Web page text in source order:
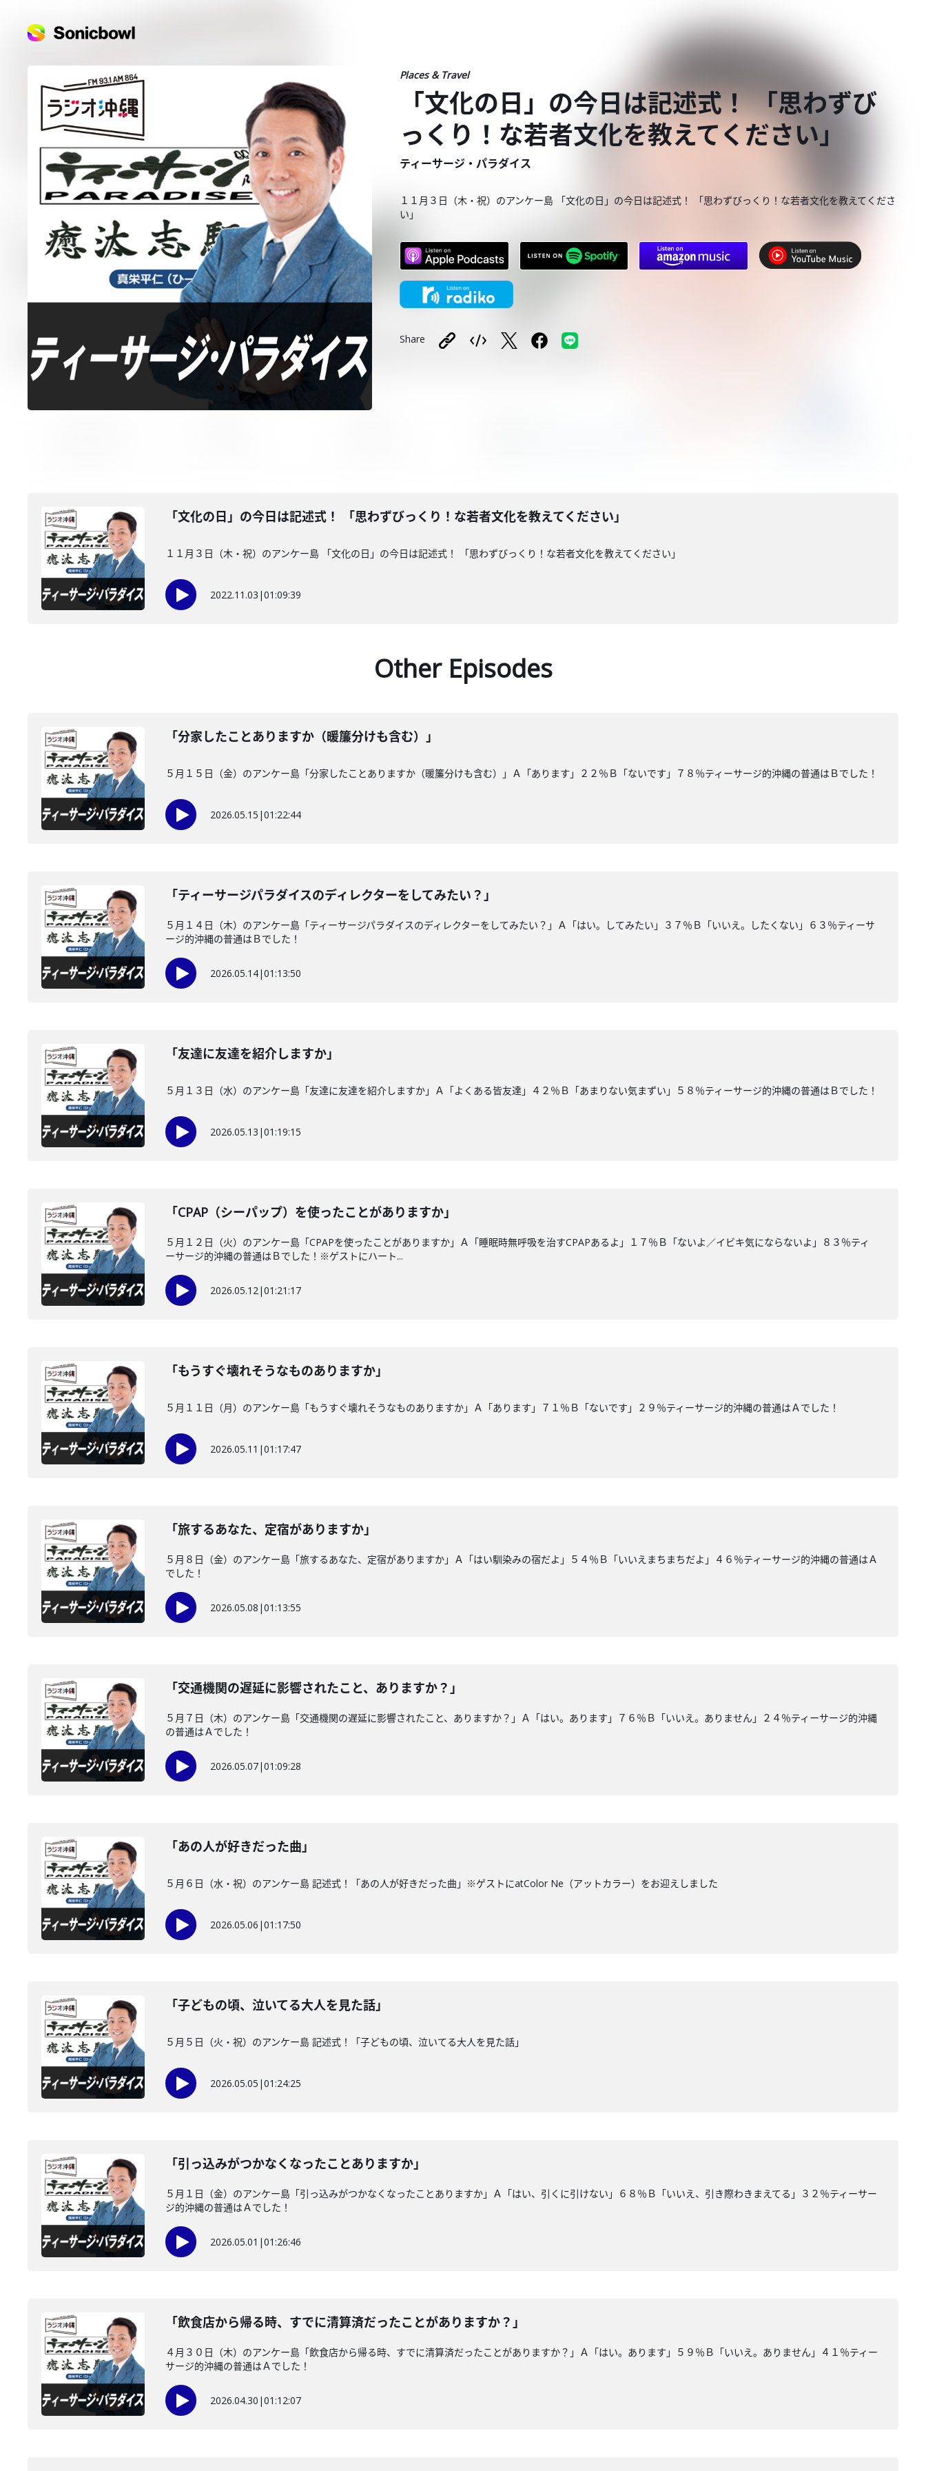
Places & Travel
「文化の日」の今日は記述式！ 「思わずび
っくり！な若者文化を教えてください」
ティーサージ・パラダイス
１１月３日（木・祝）のアンケー島 「文化の日」の今日は記述式！ 「思わずびっくり！な若者文化を教えてくださ
い」
Share
「文化の日」の今日は記述式！ 「思わずびっくり！な若者文化を教えてください」
１１月３日（木・祝）のアンケー島 「文化の日」の今日は記述式！ 「思わずびっくり！な若者文化を教えてください」
2022.11.03 |01:09:39
Other Episodes
「分家したことありますか（暖簾分けも含む）」
５月１５日（金）のアンケー島「分家したことありますか（暖簾分けも含む）」Ａ「あります」２２％Ｂ「ないです」７８％ティーサージ的沖縄の普通はＢでした！
2026.05.15 |01:22:44
「ティーサージパラダイスのディレクターをしてみたい？」
５月１４日（木）のアンケー島「ティーサージパラダイスのディレクターをしてみたい？」Ａ「はい。してみたい」３７％Ｂ「いいえ。したくない」６３％ティーサ
ージ的沖縄の普通はＢでした！
2026.05.14|01:13:50
「友達に友達を紹介しますか」
５月１３日（水）のアンケー島「友達に友達を紹介しますか」Ａ「よくある皆友達」４２％Ｂ「あまりない気まずい」５８％ティーサージ的沖縄の普通はＢでした！
2026.05.13 |01:19:15
「CPAP（シーパップ）を使ったことがありますか」
５月１２日（火）のアンケー島「CPAPを使ったことがありますか」Ａ「睡眠時無呼吸を治すCPAPあるよ」１７％Ｂ「ないよ／イビキ気にならないよ」８３％ティ
ーサージ的沖縄の普通はＢでした！※ゲストにハート...
2026.05.12|01:21:17
「もうすぐ壊れそうなものありますか」
５月１１日（月）のアンケー島「もうすぐ壊れそうなものありますか」Ａ「あります」７１％Ｂ「ないです」２９％ティーサージ的沖縄の普通はＡでした！
2026.05.11 |01:17:47
「旅するあなた、定宿がありますか」
５月８日（金）のアンケー島「旅するあなた、定宿がありますか」Ａ「はい馴染みの宿だよ」５４％Ｂ「いいえまちまちだよ」４６％ティーサージ的沖縄の普通はＡ
でした！
2026.05.08 |01:13:55
「交通機関の遅延に影響されたこと、ありますか？」
５月７日（木）のアンケー島「交通機関の遅延に影響されたこと、ありますか？」Ａ「はい。あります」７６％Ｂ「いいえ。ありません」２４％ティーサージ的沖縄
の普通はＡでした！
2026.05.07|01:09:28
「あの人が好きだった曲」
５月６日（水・祝）のアンケー島 記述式！「あの人が好きだった曲」※ゲストにatColor Ne（アットカラー）をお迎えしました
2026.05.06 |01:17:50
「子どもの頃、泣いてる大人を見た話」
５月５日（火・祝）のアンケー島 記述式！「子どもの頃、泣いてる大人を見た話」
2026.05.05 |01:24:25
「引っ込みがつかなくなったことありますか」
５月１日（金）のアンケー島「引っ込みがつかなくなったことありますか」Ａ「はい、引くに引けない」６８％Ｂ「いいえ、引き際わきまえてる」３２％ティーサー
ジ的沖縄の普通はＡでした！
2026.05.01 |01:26:46
「飲食店から帰る時、すでに清算済だったことがありますか？」
４月３０日（木）のアンケー島「飲食店から帰る時、すでに清算済だったことがありますか？」Ａ「はい。あります」５９％Ｂ「いいえ。ありません」４１％ティー
サージ的沖縄の普通はＡでした！
2026.04.30 |01:12:07